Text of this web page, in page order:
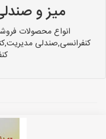
میز و
انواع محصولات
کنفرانسی,صندلی